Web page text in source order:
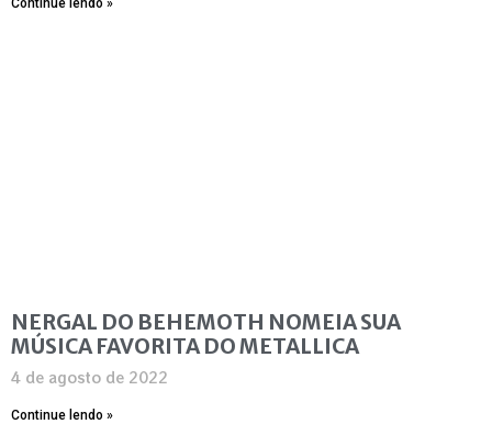
Continue lendo »
NERGAL DO BEHEMOTH NOMEIA SUA
MÚSICA FAVORITA DO METALLICA
4 de agosto de 2022
Continue lendo »